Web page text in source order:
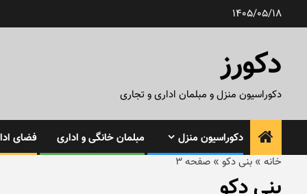
1405/05/18
دکورز
دکوراسیون منزل و مبلمان اداری و تجاری
دکوراسیون منزل مبلمان خانگی و اداری فضای
خانه » بنی دکو » صفحه 3